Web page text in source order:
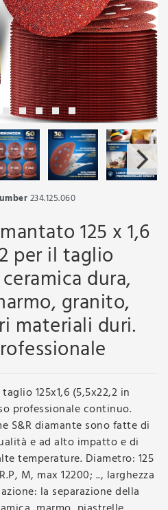
234.125.060
125 x 1,6
per il taglio
dura,
granito,
materiali duri.
125x1,6 (5,5x22,2 in
professionale continuo.
S&R diamante sono fatte di
e ad alto impatto e di
temperature. Diametro: 125
M, max 12200; .., larghezza
la separazione della